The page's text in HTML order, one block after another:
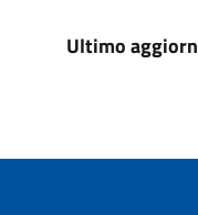
Ultimo